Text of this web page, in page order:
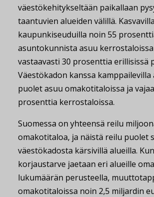
väestökehitykseltään paikallaan
taantuvien alueiden välillä. Kasvavilla
kaupunkiseuduilla noin 55
asuntokunnista asuu
vastaavasti 30 prosenttia erillisissä
Väestökadon kanssa kamppailevilla
puolet asuu omakotitaloissa ja
prosenttia kerrostaloissa.
Suomessa on yhteensä reilu
omakotitaloa, ja näistä reilu puolet
väestökadosta kärsivillä alueilla.
korjaustarve jaetaan eri alueille
lukumäärän perusteella,
omakotitaloissa noin 2,5 miljardin